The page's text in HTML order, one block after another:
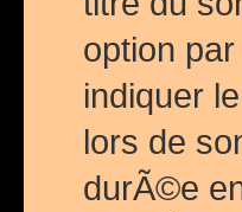
option
indiquer
lors de
durÃ©e